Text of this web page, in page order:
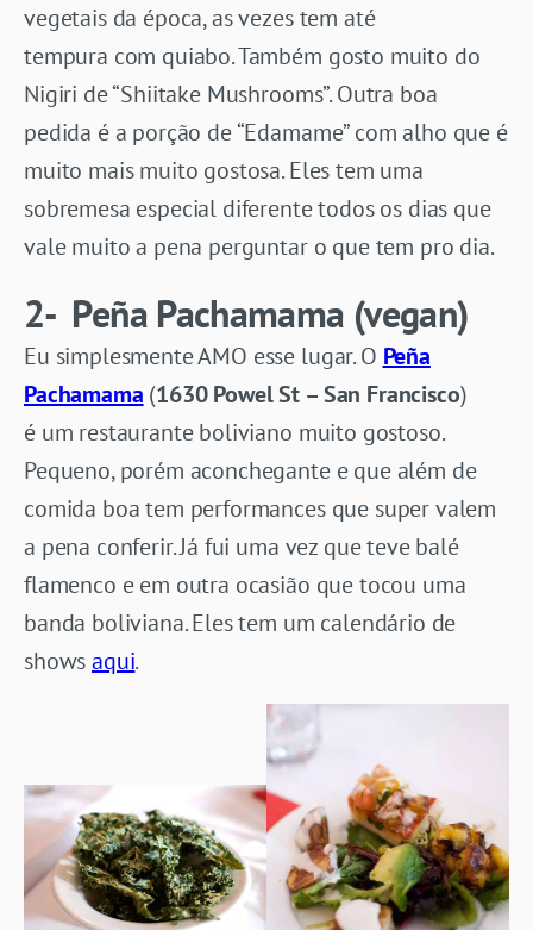
vegetais da época, as vezes tem até
tempura com quiabo. Também gosto muito do
Nigiri de “Shiitake Mushrooms”. Outra boa
pedida é a porção de “Edamame” com alho que é
muito mais muito gostosa. Eles tem uma
sobremesa especial diferente todos os dias que
vale muito a pena perguntar o que tem pro dia.
2- Peña Pachamama (vegan)
Eu simplesmente AMO esse lugar. O Peña
Pachamama (1630 Powel St – San Francisco)
é um restaurante boliviano muito gostoso.
Pequeno, porém aconchegante e que além de
comida boa tem performances que super valem
a pena conferir. Já fui uma vez que teve balé
flamenco e em outra ocasião que tocou uma
banda boliviana. Eles tem um calendário de
showsaqui.